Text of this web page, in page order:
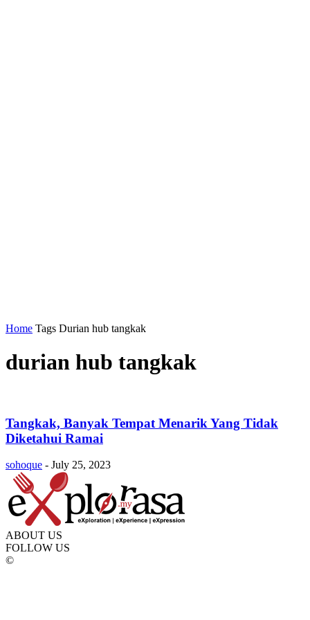
Home Tags Durian hub tangkak
durian hub tangkak
Tangkak, Banyak Tempat Menarik Yang Tidak
Diketahui Ramai
sohoque - July 25, 2023
ABOUT US
FOLLOW US
©